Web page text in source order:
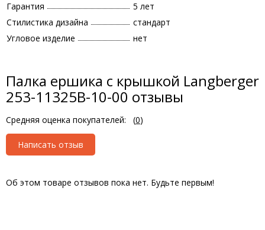
Гарантия
5 лет
Стилистика дизайна
стандарт
Угловое изделие
нет
Палка ершика с крышкой Langberger
253-11325B-10-00 отзывы
Средняя оценка покупателей: (0)
Написать отзыв
Об этом товаре отзывов пока нет. Будьте первым!